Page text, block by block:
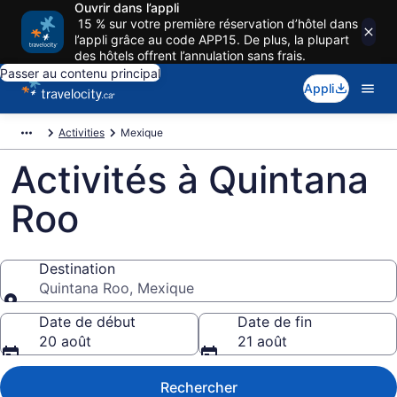
Ouvrir dans l’appli
15 % sur votre première réservation d’hôtel dans
l’appli grâce au code APP15. De plus, la plupart
des hôtels offrent l’annulation sans frais.
Passer au contenu principal
Appli
Activities Mexique
Activités à Quintana
Roo
Destination
Quintana Roo, Mexique
Destination
Date de début
20 août
Date de fin
21 août
Rechercher